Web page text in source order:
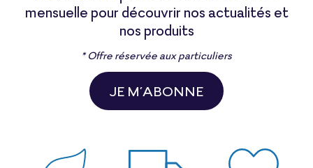
mensuelle pour découvrir nos actualités et
nos produits
* Offre réservée aux particuliers
JE M’ABONNE